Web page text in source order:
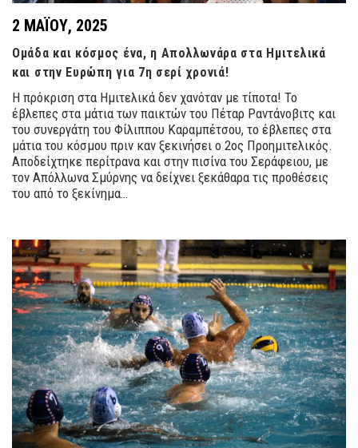
2 ΜΑΪ́ΟΥ, 2025
Ομάδα και κόσμος ένα, η Απολλωνάρα στα Ημιτελικά
και στην Ευρώπη για 7η σερί χρονιά!
Η πρόκριση στα Ημιτελικά δεν χανόταν με τίποτα! Το
έβλεπες στα μάτια των παικτών του Πέταρ Ραντάνοβιτς και
του συνεργάτη του Φίλιππου Καραμπέτσου, το έβλεπες στα
μάτια του κόσμου πριν καν ξεκινήσει ο 2ος Προημιτελικός.
Αποδείχτηκε περίτρανα και στην πισίνα του Σεράφειου, με
τον Απόλλωνα Σμύρνης να δείχνει ξεκάθαρα τις προθέσεις
του από το ξεκίνημα…